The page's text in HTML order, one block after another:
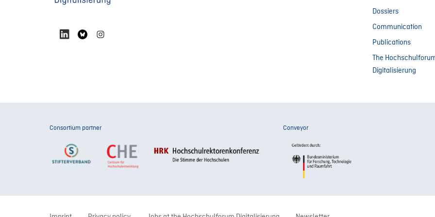
Dossiers
Communication
Publications
The
Digitalisierung
Consortium partner Conveyor